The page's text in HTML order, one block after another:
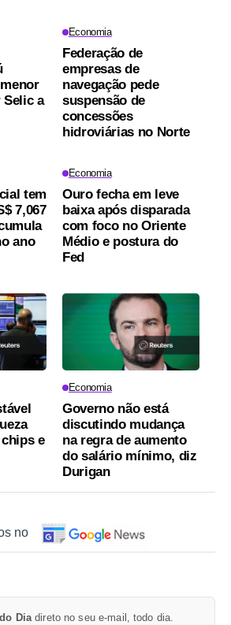
Selic a
Economia
Federação de
empresas de
navegação pede
suspensão de
concessões
hidroviárias no Norte
tem
7,067
ano
Economia
Ouro fecha em leve
baixa após disparada
com foco no Oriente
Médio e postura do
Fed
e
Economia
Governo não está
discutindo mudança
na regra de aumento
do salário mínimo, diz
Durigan
no
Diadireto no seu e-mail, todo dia.